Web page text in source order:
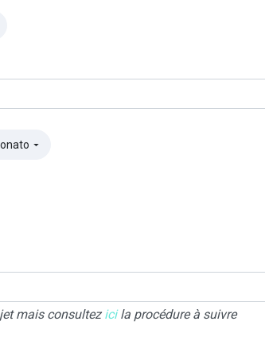
▼
mais consultez icila procédure à suivre